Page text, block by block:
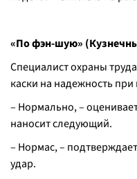
«По фэн-шую»
Специалист охраны
каски на надежность
– Нормально, –
наносит следующий.
– Нормас, –
удар.